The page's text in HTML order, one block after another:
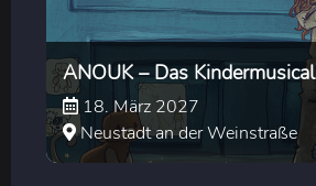
ANOUK – Das Kindermusical
18. März 2027
Neustadt an der Weinstraße